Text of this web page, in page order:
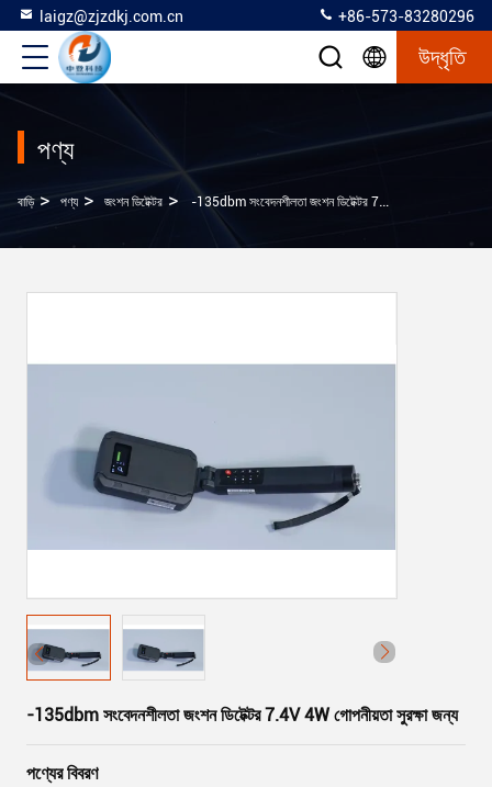
laigz@zjzdkj.com.cn +86-573-83280296
উদ্ধৃতি
পণ্য
বাড়ি > পণ্য > জংশন ডিটেক্টর > -135dbm সংবেদনশীলতা জংশন ডিটেক্টর 7.4V 4W গোপনীয়তা সুরক্ষা জন্য
-135dbm সংবেদনশীলতা জংশন ডিটেক্টর 7.4V 4W গোপনীয়তা সুরক্ষা জন্য
পণ্যের বিবরণ